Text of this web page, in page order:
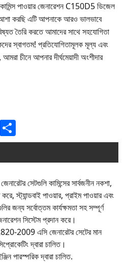
পাওয়ার জেনারেশন C150D5 ডিজেল
করছি এটি আপনাকে আরও ভালভাবে
তৈরি করতে আমাদের সাথে সহযোগিতা
স্বাগতম! প্রতিযোগিতামূলক মূল্য এবং
চীনে আপনার দীর্ঘমেয়াদী অংশীদার
LinkedIn
সেটগুলি কামিন্সের সার্বজনীন নকশা,
স্ট্যান্ডবাই পাওয়ার, প্রাইম পাওয়ার এবং
জন্য সর্বোত্তম কার্যক্ষমতা সহ সম্পূর্ণ
সিস্টেম প্রদান করে।
2009 এসি জেনারেটর সেটের মান
দ্বারা চালিত।
পারস্পরিক দ্বারা চালিত.